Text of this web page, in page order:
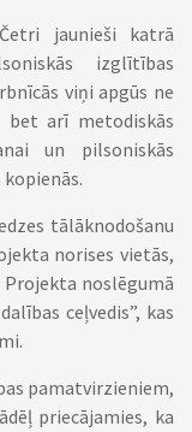
jaunieši katrā
izglītības
viņi apgūs ne
bet arī metodiskās
un pilsoniskās
tālāknodošanu
norises vietās,
noslēgumā
ceļvedis”, kas
pamatvirzieniem,
priecājamies, ka